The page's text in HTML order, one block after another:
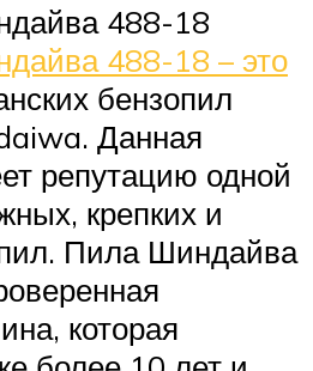
488-18
488-18 – это
бензопил
Данная
репутацию одной
крепких и
Пила Шиндайва
которая